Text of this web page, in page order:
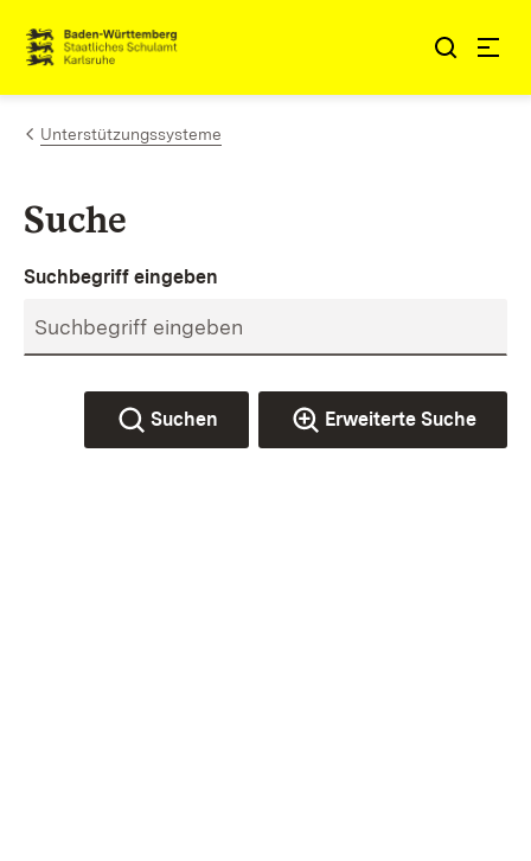
Zum Inhalt springen
Link zur Startseite
Unterstützungssysteme
Suche
Suchbegriff eingeben
Suchen Erweiterte Suche